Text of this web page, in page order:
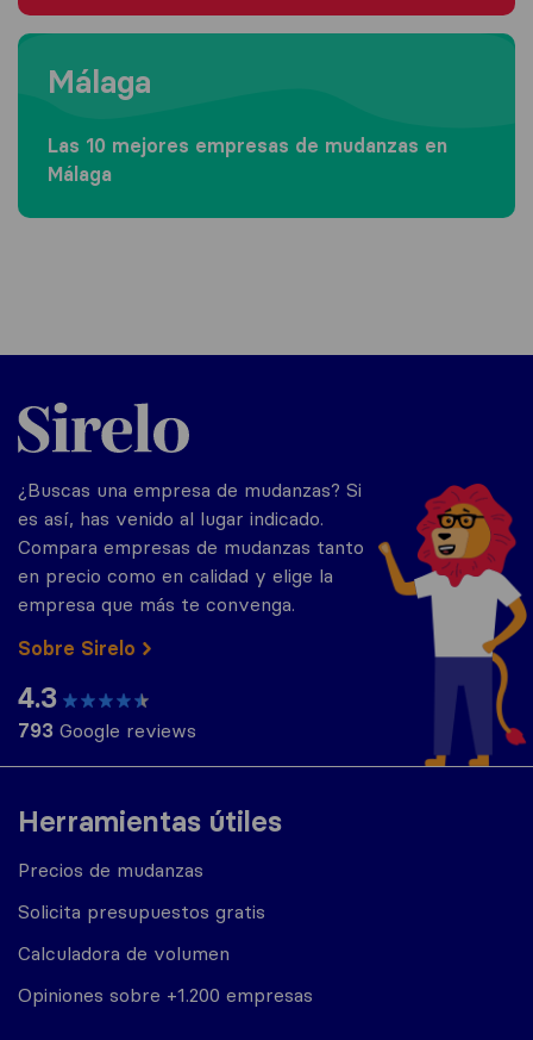
Moving to Málaga
Málaga
Las 10 mejores empresas de mudanzas en
Málaga
Herramientas útiles
Precios de mudanzas
Solicita presupuestos gratis
Calculadora de volumen
Opiniones sobre +1.200 empresas
Sirelo.es
¿Buscas una empresa de mudanzas? Si
es así, has venido al lugar indicado.
Compara empresas de mudanzas tanto
en precio como en calidad y elige la
empresa que más te convenga.
Sobre Sirelo
4.3
793 Google reviews